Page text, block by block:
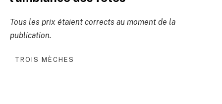
Tous les prix étaient corrects au moment de la
publication.
TROIS MÈCHES